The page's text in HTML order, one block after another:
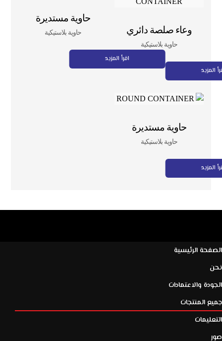
وعاء صلصة دائري
حاوية بلاستيكية
المزيد
حاوية مستديرة
حاوية بلاستيكية
اقرأ المزيد
حاوية مستديرة
حاوية بلاستيكية
المزيد
الصفحة الرئيسية
نحن
الجودة والاعتمادات
جميع المنتجات
التعليمات
صور